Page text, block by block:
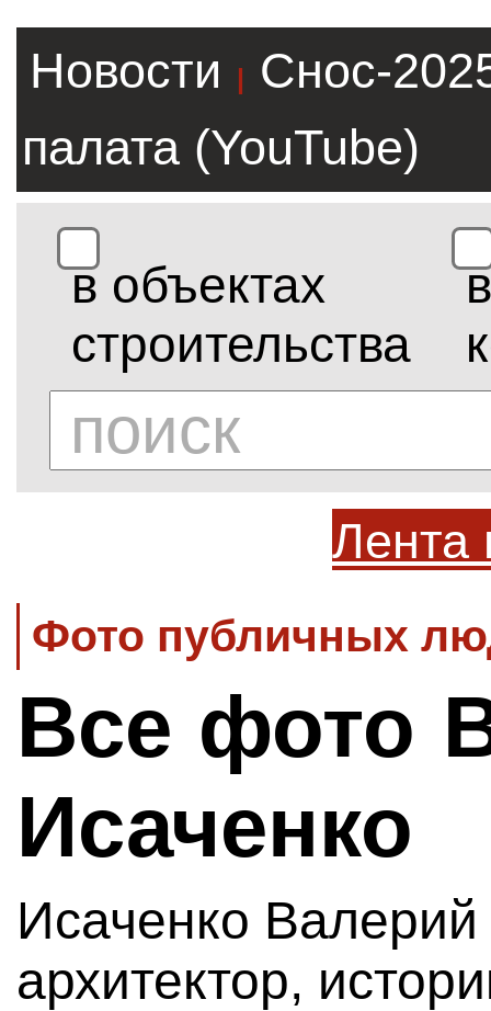
Новости |
Снос-
палата (YouTube)
в объектах
строительства
в
Лента
Фото публичных
Все фото
Исаченко
Исаченко Валерий
архитектор,